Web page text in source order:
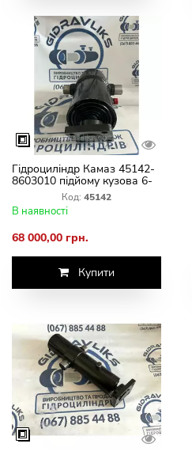
Гідроциліндр Камаз 45142-
8603010 підйому кузова 6-
штовий ГЦ 111.02.018 1
Код: 45142
В наявності
68 000,00 грн.
Купити